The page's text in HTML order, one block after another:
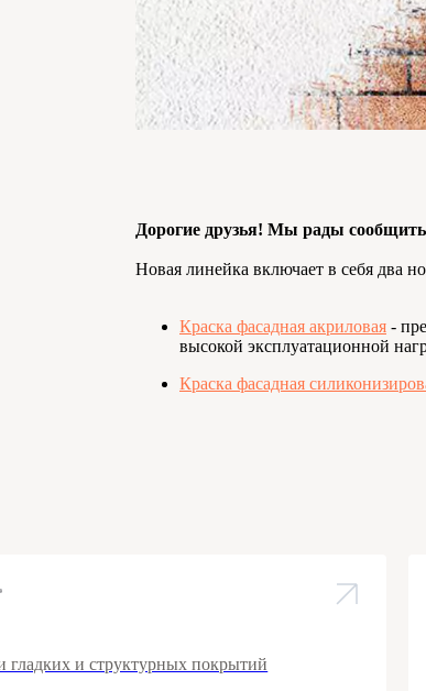
Дорогие друзья! Мы рады
Новая линейка включает в себя два
Краска фасадная акриловая -
высокой эксплуатационной
Краска фасадная
гладких и структурных покрытий